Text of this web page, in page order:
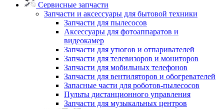
Сервисные запчасти
Запчасти и аксессуары для бытовой техники
Запчасти для пылесосов
Аксессуары для фотоаппаратов и
видеокамер
Запчасти для утюгов и отпаривателей
Запчасти для телевизоров и мониторов
Запчасти для мобильных телефонов
Запчасти для вентиляторов и обогревателей
Запасные части для роботов-пылесосов
Пульты дистанционного управления
Запчасти для музыкальных центров